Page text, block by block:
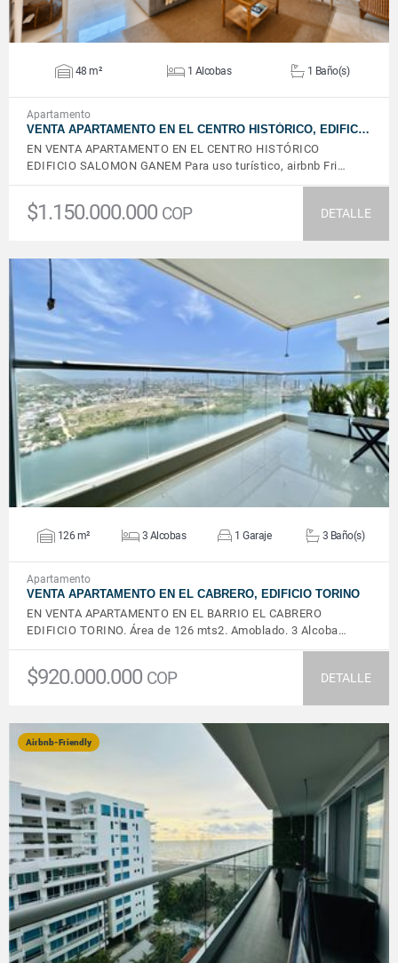
48 m² 1 Alcobas 1 Baño(s)
Apartamento
VENTA APARTAMENTO EN EL CENTRO HISTÓRICO, EDIFIC…
EN VENTA APARTAMENTO EN EL CENTRO HISTÓRICO
EDIFICIO SALOMON GANEM Para uso turístico, airbnb Fri…
$1.150.000.000 COP DETALLE
VER DETALLES
126 m² 3 Alcobas 1 Garaje 3 Baño(s)
Apartamento
VENTA APARTAMENTO EN EL CABRERO, EDIFICIO TORINO
EN VENTA APARTAMENTO EN EL BARRIO EL CABRERO
EDIFICIO TORINO. Área de 126 mts2. Amoblado. 3 Alcoba…
$920.000.000 COP DETALLE
Airbnb-Friendly
VER DETALLES